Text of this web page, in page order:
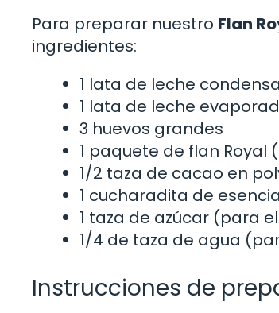
Para preparar nuestro Flan
ingredientes:
1 lata de leche
1 lata de leche
3 huevos grandes
1 paquete de flan Royal
1/2 taza de cacao en
1 cucharadita de
1 taza de azúcar (para
1/4 de taza de agua
Instrucciones de